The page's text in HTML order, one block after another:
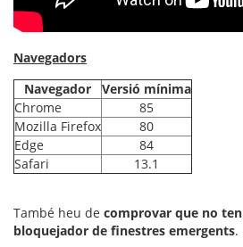
Navegadors
Navegador
Versió mínima
Chrome
85
Mozilla Firefox
80
Edge
84
Safari
13.1
També heu de comprovar que no
bloquejador de finestres emergents.